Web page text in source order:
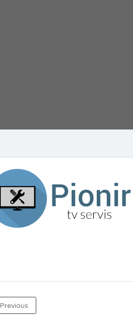
Previous